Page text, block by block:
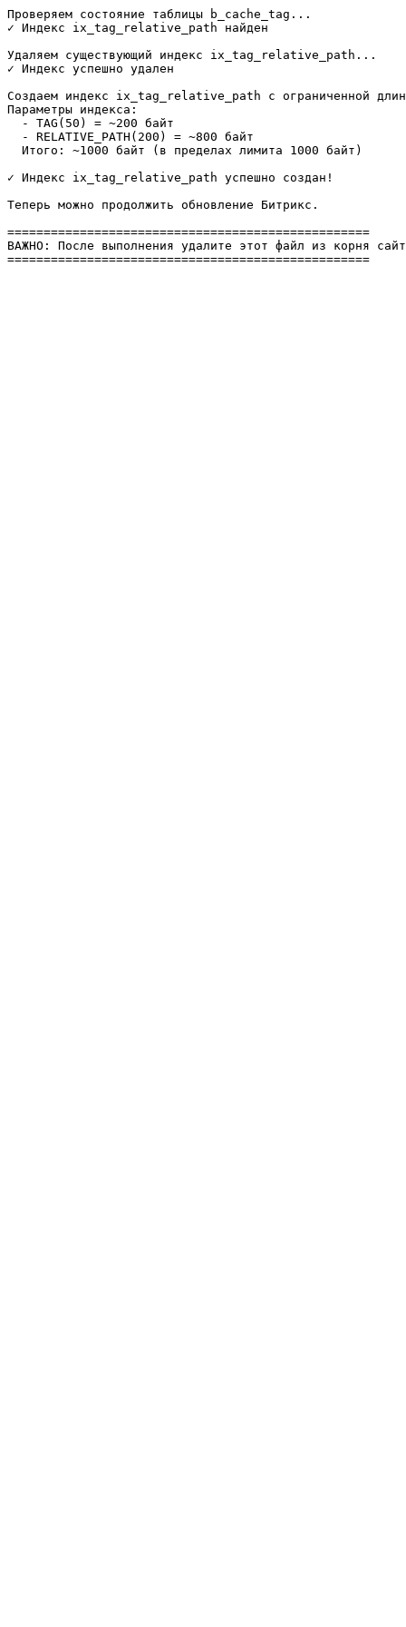
Проверяем состояние таблицы b_cache_tag...
✓ Индекс ix_tag_relative_path найден
Удаляем существующий индекс ix_tag_relative_path...
✓ Индекс успешно удален
Создаем индекс ix_tag_relative_path с ограниченной
Параметры индекса:
  - TAG(50) = ~200 байт
  - RELATIVE_PATH(200) = ~800 байт
  Итого: ~1000 байт (в пределах лимита 1000 байт)
✓ Индекс ix_tag_relative_path успешно создан!
Теперь можно продолжить обновление Битрикс.
==================================================
ВАЖНО: После выполнения удалите этот файл из корня